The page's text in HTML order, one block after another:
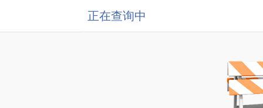
正在查询中